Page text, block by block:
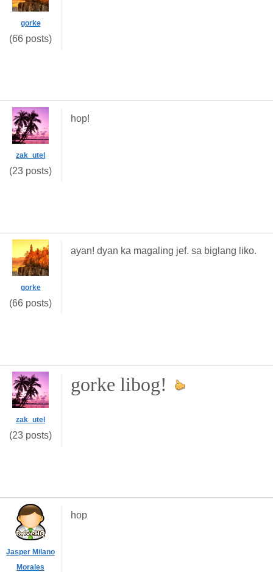
gorke
(66 posts)
zak_utel
(23 posts)
hop!
gorke
(66 posts)
ayan! dyan ka magaling jef. sa biglang liko.
zak_utel
(23 posts)
gorke libog!
Jasper Milano
Morales
hop